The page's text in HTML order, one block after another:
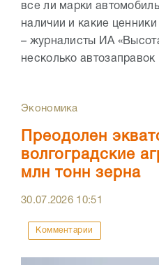
все ли марки
наличии и какие
– журналисты ИА
несколько
Экономика
Преодолен
волгоградские
млн тонн зерна
30.07.2026 10:51
Комментарии